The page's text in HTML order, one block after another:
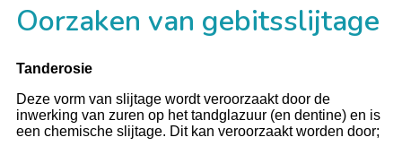
Oorzaken van gebitsslijtage
Tanderosie
Deze vorm van slijtage wordt veroorzaakt door de
inwerking van zuren op het tandglazuur (en dentine) en is
een chemische slijtage. Dit kan veroorzaakt worden door;